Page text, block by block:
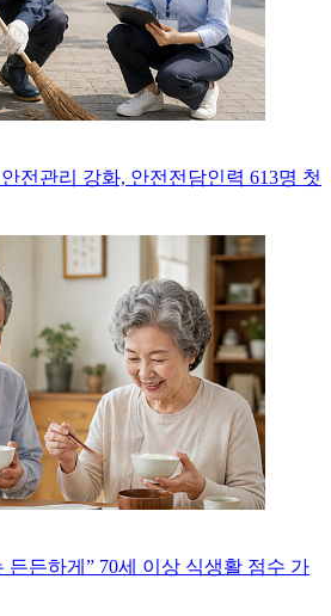
전관리 강화, 안전전담인력 613명 첫
든든하게” 70세 이상 식생활 점수 가